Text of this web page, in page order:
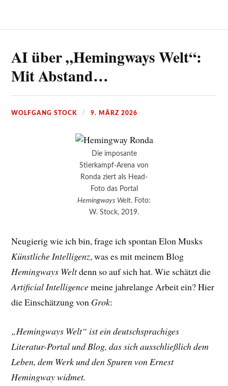
AI über „Hemingways Welt“:
Mit Abstand…
WOLFGANG STOCK 9. MÄRZ 2026
Die imposante
Stierkampf-Arena von
Ronda ziert als Head-
Foto das Portal
Hemingways Welt. Foto:
W. Stock, 2019.
Neugierig wie ich bin, frage ich spontan Elon Musks
Künstliche Intelligenz, was es mit meinem Blog
Hemingways Weltdenn so auf sich hat. Wie schätzt die
Artificial Intelligencemeine jahrelange Arbeit ein? Hier
die Einschätzung von Grok:
„Hemingways Welt“ ist ein deutschsprachiges
Literatur-Portal und Blog, das sich ausschließlich dem
Leben, dem Werk und den Spuren von Ernest
Hemingway widmet.